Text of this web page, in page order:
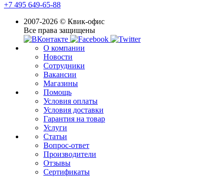
+7 495 649-65-88
2007-2026 © Квик-офис
Все права защищены
О компании
Новости
Сотрудники
Вакансии
Магазины
Помощь
Условия оплаты
Условия доставки
Гарантия на товар
Услуги
Статьи
Вопрос-ответ
Производители
Отзывы
Сертификаты